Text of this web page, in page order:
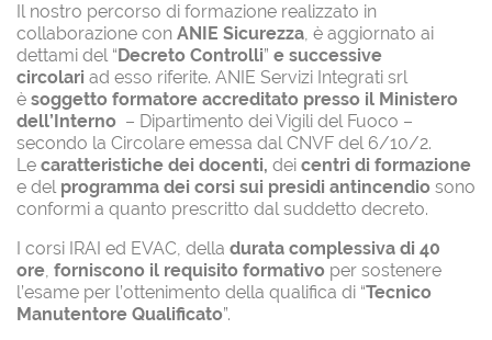
Il nostro percorso di formazione realizzato in
collaborazione con ANIE Sicurezza, è aggiornato ai
dettami del “Decreto Controlli” e successive
circolari ad esso riferite. ANIE Servizi Integrati srl
è soggetto formatore accreditato presso il Ministero
dell’Interno – Dipartimento dei Vigili del Fuoco –
secondo la Circolare emessa dal CNVF del 6/10/2.
Le caratteristiche dei docenti, dei centri di formazione
e del programma dei corsi sui presidi antincendio sono
conformi a quanto prescritto dal suddetto decreto.
I corsi IRAI ed EVAC, della durata complessiva di 40
ore, forniscono il requisito formativo per sostenere
l’esame per l’ottenimento della qualifica di “Tecnico
Manutentore Qualificato”.